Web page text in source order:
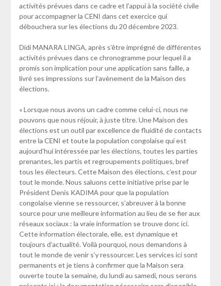
activités prévues dans ce cadre et l’appui à la société civile
pour accompagner la CENI dans cet exercice qui
débouchera sur les élections du 20 décembre 2023.
Didi MANARA LINGA, après s’être imprégné de différentes
activités prévues dans ce chronogramme pour lequel il a
promis son implication pour une application sans faille, a
livré ses impressions sur l’avènement de la Maison des
élections.
« Lorsque nous avons un cadre comme celui-ci, nous ne
pouvons que nous réjouir, à juste titre. Une Maison des
élections est un outil par excellence de fluidité de contacts
entre la CENI et toute la population congolaise qui est
aujourd’hui intéressée par les élections, toutes les parties
prenantes, les partis et regroupements politiques, bref
tous les électeurs. Cette Maison des élections, c’est pour
tout le monde. Nous saluons cette initiative prise par le
Président Denis KADIMA pour que la population
congolaise vienne se ressourcer, s’abreuver à la bonne
source pour une meilleure information au lieu de se fier aux
réseaux sociaux : la vraie information se trouve donc ici.
Cette information électorale, elle, est dynamique et
toujours d’actualité. Voilà pourquoi, nous demandons à
tout le monde de venir s’y ressourcer. Les services ici sont
permanents et je tiens à confirmer que la Maison sera
ouverte toute la semaine, du lundi au samedi, nous serons